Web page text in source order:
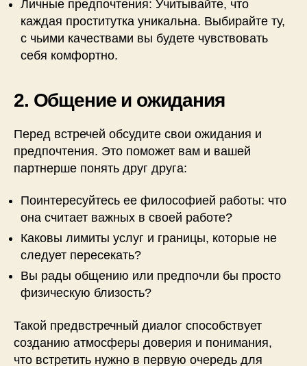
Личные предпочтения: Учитывайте, что
каждая проститутка уникальна. Выбирайте ту,
с чьими качествами вы будете чувствовать
себя комфортно.
2. Общение и ожидания
Перед встречей обсудите свои ожидания и
предпочтения. Это поможет вам и вашей
партнерше понять друг друга:
Поинтересуйтесь ее философией работы: что
она считает важных в своей работе?
Каковы лимиты услуг и границы, которые не
следует пересекать?
Вы рады общению или предпочли бы просто
физическую близость?
Такой предвстречный диалог способствует
созданию атмосферы доверия и понимания,
что встретить нужно в первую очередь для